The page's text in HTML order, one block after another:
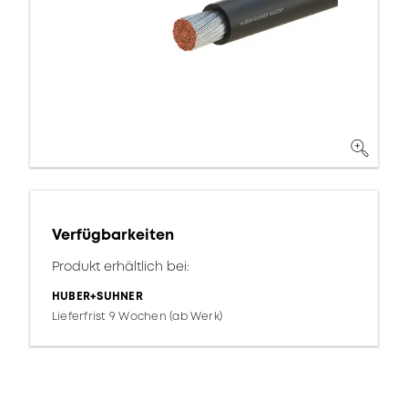
Verfügbarkeiten
Produkt erhältlich bei:
HUBER+SUHNER
Lieferfrist 9 Wochen (ab Werk)